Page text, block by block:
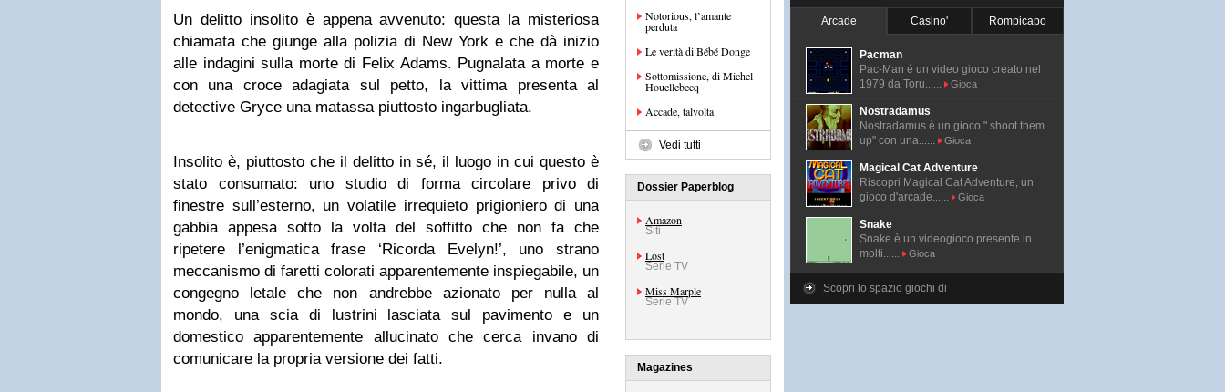
Un delitto insolito è appena avvenuto: questa la misteriosa
chiamata che giunge alla polizia di New York e che dà inizio
alle indagini sulla morte di Felix Adams. Pugnalata a morte e
con una croce adagiata sul petto, la vittima presenta al
detective Gryce una matassa piuttosto ingarbugliata.
Insolito è, piuttosto che il delitto in sé, il luogo in cui questo è
stato consumato: uno studio di forma circolare privo di
finestre sull’esterno, un volatile irrequieto prigioniero di una
gabbia appesa sotto la volta del soffitto che non fa che
ripetere l’enigmatica frase ‘Ricorda Evelyn!’, uno strano
meccanismo di faretti colorati apparentemente inspiegabile, un
congegno letale che non andrebbe azionato per nulla al
mondo, una scia di lustrini lasciata sul pavimento e un
domestico apparentemente allucinato che cerca invano di
comunicare la propria versione dei fatti.
Notorious, l’amante
perduta
Le verità di Bébé Donge
Sottomissione, di Michel
Houellebecq
Accade, talvolta
Vedi tutti
Dossier Paperblog
Amazon
Siti
Lost
Serie TV
Miss Marple
Serie TV
Magazines
Arcade Casino' Rompicapo
Pacman
Pac-Man é un video gioco creato nel
1979 da Toru......
Gioca
Nostradamus
Nostradamus è un gioco " shoot them
up" con una......
Gioca
Magical Cat Adventure
Riscopri Magical Cat Adventure, un
gioco d'arcade......
Gioca
Snake
Snake è un videogioco presente in
molti......
Gioca
Scopri lo spazio giochi di